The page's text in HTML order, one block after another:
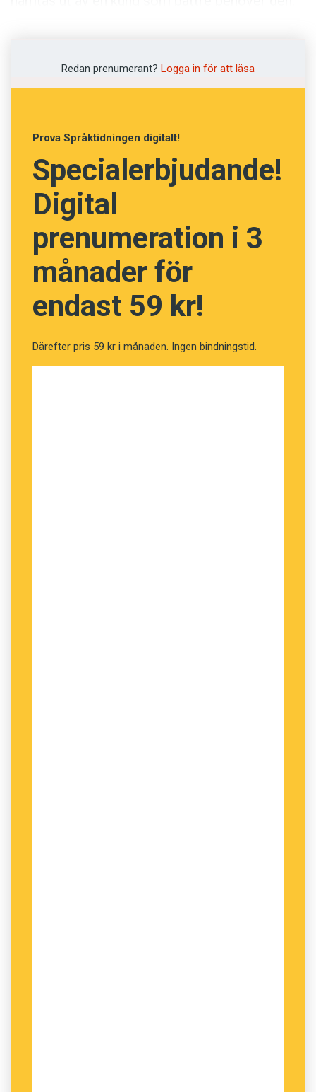
en kopp kaffe, men låta bli att dricka den. I
stället kan hemlösa komma in och hämta
Redan prenumerant? Logga in för att läsa
Prova Språktidningen digitalt!
Specialerbjudande!
Digital
prenumeration i 3
månader för
endast 59 kr!
Därefter pris 59 kr i månaden. Ingen bindningstid.